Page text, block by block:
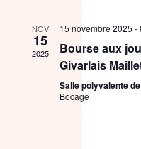
NOV
15
2025
15 novembre 2025 -
Bourse aux
Givarlais
Salle polyvalente
Bocage